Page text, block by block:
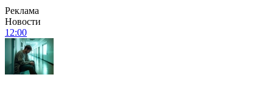
Реклама
Новости
12:00